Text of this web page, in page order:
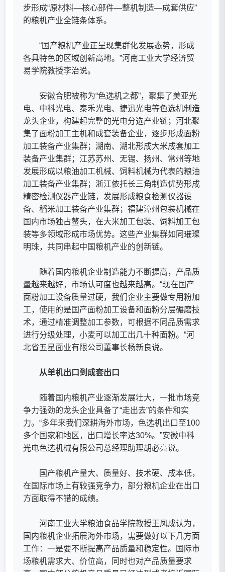
步形成“原材料—核心部件—整机制造—成套供应”
的粮机产业全链条体系。
“国产粮机产业正呈现集群化发展态势，形成
各具特色的区域创新高地。”河南工业大学经济贸
易学院教授李治说。
安徽合肥被称为“色选机之都”，聚集了美亚光
电、中科光电、泰禾光电、捷迅光电等色选机制造
龙头企业，构建起完整的光电分选产业链；河北聚
集了面粉加工主机和成套装备企业，逐步形成面粉
加工装备产业集群；湖南、湖北形成大米成套加工
装备产业集群；江苏苏州、无锡、扬州、常州等地
发展形成以粮油加工机械、饲料机械为代表的粮油
加工装备产业集群；浙江依托长三角制造优势形成
精密检测仪器产业链，发展形成粮食检测仪器设
备、稻米加工装备产业集群；福建漳州包装机械在
国内市场独占鳌头，在大米加工包装、饲料加工包
装等多领域形成市场优势。这些产业集群如同璀璨
明珠，共同串起中国粮机产业的创新链。
随着国内粮机企业制造能力不断提高，产品质
量越来越好，市场认可度也越来越高。“现在国产
面粉加工设备质量过硬，我们企业主要做专用粉加
工，使用的是国产面粉加工设备和面粉分层碾磨技
术，通过精准调整加工参数，可根据不同品质需求
进行分级处理，小麦可以加工出几十种面粉。”河
北省五星面业有限公司董事长杨新良说。
从单机出口到成套出口
随着国内粮机产业逐渐发展壮大，一批市场竞
争力强劲的龙头企业具备了“走出去”的条件和实
力。“多年来我们深耕海外市场，色选机出口至100
多个国家和地区，出口增长率达30%。”安徽中科
光电色选机械有限公司总经理助理胡必亮说。
国产粮机产量大、质量好、技术硬、成本低，
在国际市场上有较强竞争力，部分粮机企业在出口
方面取得不错的成绩。
河南工业大学粮油食品学院教授王凤成认为，
国内粮机企业拓展海外市场，需要做好以下几方面
工作：一是要不断提高产品质量和稳定性。国际市
场粮机需求大、价位高，同时也对产品质量要求